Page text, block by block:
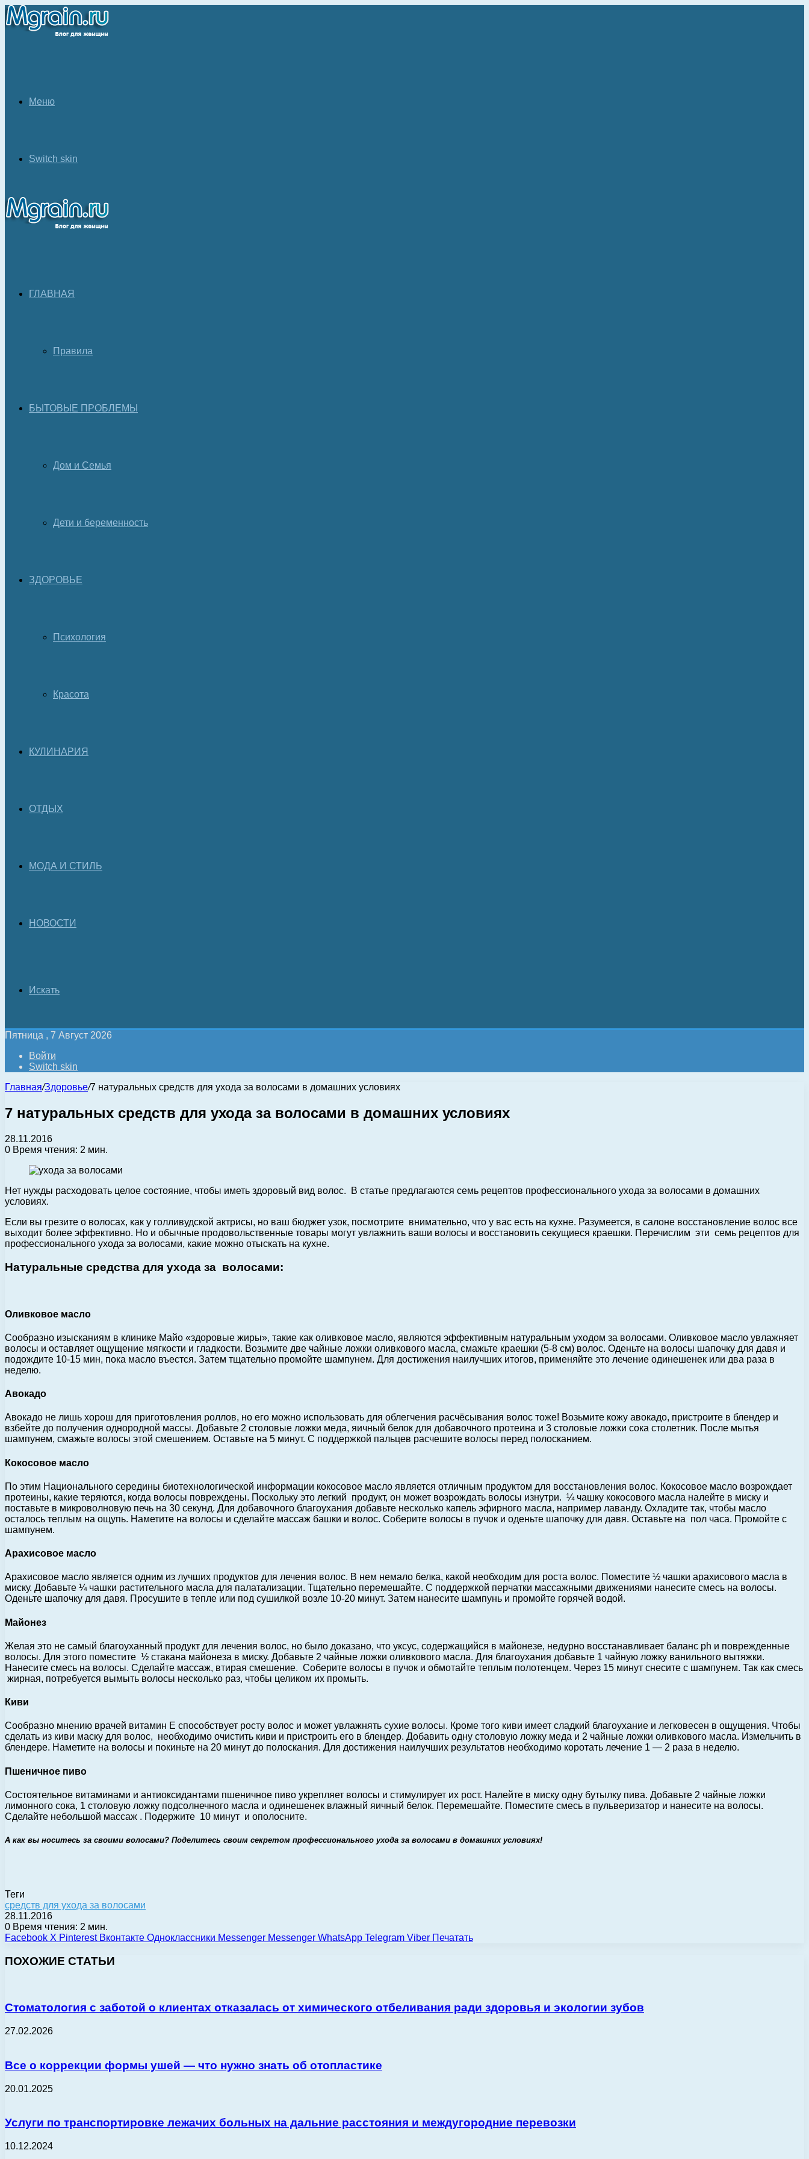
Меню
Switch skin
ГЛАВНАЯ
Правила
БЫТОВЫЕ ПРОБЛЕМЫ
Дом и Семья
Дети и беременность
ЗДОРОВЬЕ
Психология
Красота
КУЛИНАРИЯ
ОТДЫХ
МОДА И СТИЛЬ
НОВОСТИ
Искать
Пятница , 7 Август 2026
Войти
Switch skin
Главная/Здоровье/7 натуральных средств для ухода за волосами в домашних условиях
7 натуральных средств для ухода за волосами в домашних условиях
28.11.2016
0 Время чтения: 2 мин.
Нет нужды расходовать целое состояние, чтобы иметь здоровый вид волос. В статье предлагаются семь рецептов профессионального ухода за волосами в домашних
условиях.
Если вы грезите о волосах, как у голливудской актрисы, но ваш бюджет узок, посмотрите внимательно, что у вас есть на кухне. Разумеется, в салоне восстановление волос все
выходит более эффективно. Но и обычные продовольственные товары могут увлажнить ваши волосы и восстановить секущиеся краешки. Перечислим эти семь рецептов для
профессионального ухода за волосами, какие можно отыскать на кухне.
Натуральные средства для ухода за волосами:
Оливковое масло
Сообразно изысканиям в клинике Майо «здоровые жиры», такие как оливковое масло, являются эффективным натуральным уходом за волосами. Оливковое масло увлажняет
волосы и оставляет ощущение мягкости и гладкости. Возьмите две чайные ложки оливкового масла, смажьте краешки (5-8 см) волос. Оденьте на волосы шапочку для давя и
подождите 10-15 мин, пока масло въестся. Затем тщательно промойте шампунем. Для достижения наилучших итогов, применяйте это лечение одинешенек или два раза в
неделю.
Авокадо
Авокадо не лишь хорош для приготовления роллов, но его можно использовать для облегчения расчёсывания волос тоже! Возьмите кожу авокадо, пристроите в блендер и
взбейте до получения однородной массы. Добавьте 2 столовые ложки меда, яичный белок для добавочного протеина и 3 столовые ложки сока столетник. После мытья
шампунем, смажьте волосы этой смешением. Оставьте на 5 минут. С поддержкой пальцев расчешите волосы перед полосканием.
Кокосовое масло
По этим Национального середины биотехнологической информации кокосовое масло является отличным продуктом для восстановления волос. Кокосовое масло возрождает
протеины, какие теряются, когда волосы повреждены. Поскольку это легкий продукт, он может возрождать волосы изнутри. ¼ чашку кокосового масла налейте в миску и
поставьте в микроволновую печь на 30 секунд. Для добавочного благоухания добавьте несколько капель эфирного масла, например лаванду. Охладите так, чтобы масло
осталось теплым на ощупь. Наметите на волосы и сделайте массаж башки и волос. Соберите волосы в пучок и оденьте шапочку для давя. Оставьте на пол часа. Промойте с
шампунем.
Арахисовое масло
Арахисовое масло является одним из лучших продуктов для лечения волос. В нем немало белка, какой необходим для роста волос. Поместите ½ чашки арахисового масла в
миску. Добавьте ¼ чашки растительного масла для палатализации. Тщательно перемешайте. С поддержкой перчатки массажными движениями нанесите смесь на волосы.
Оденьте шапочку для давя. Просушите в тепле или под сушилкой возле 10-20 минут. Затем нанесите шампунь и промойте горячей водой.
Майонез
Желая это не самый благоуханный продукт для лечения волос, но было доказано, что уксус, содержащийся в майонезе, недурно восстанавливает баланс ph и поврежденные
волосы. Для этого поместите ½ стакана майонеза в миску. Добавьте 2 чайные ложки оливкового масла. Для благоухания добавьте 1 чайную ложку ванильного вытяжки.
Нанесите смесь на волосы. Сделайте массаж, втирая смешение. Соберите волосы в пучок и обмотайте теплым полотенцем. Через 15 минут снесите с шампунем. Так как смесь
жирная, потребуется вымыть волосы несколько раз, чтобы целиком их промыть.
Киви
Сообразно мнению врачей витамин Е способствует росту волос и может увлажнять сухие волосы. Кроме того киви имеет сладкий благоухание и легковесен в ощущения. Чтобы
сделать из киви маску для волос, необходимо очистить киви и пристроить его в блендер. Добавить одну столовую ложку меда и 2 чайные ложки оливкового масла. Измельчить в
блендере. Наметите на волосы и покиньте на 20 минут до полоскания. Для достижения наилучших результатов необходимо коротать лечение 1 — 2 раза в неделю.
Пшеничное пиво
Состоятельное витаминами и антиоксидантами пшеничное пиво укрепляет волосы и стимулирует их рост. Налейте в миску одну бутылку пива. Добавьте 2 чайные ложки
лимонного сока, 1 столовую ложку подсолнечного масла и одинешенек влажный яичный белок. Перемешайте. Поместите смесь в пульверизатор и нанесите на волосы.
Сделайте небольшой массаж . Подержите 10 минут и ополосните.
А как вы носитесь за своими волосами? Поделитесь своим секретом профессионального ухода за волосами в домашних условиях!
Теги
средств для ухода за волосами
28.11.2016
0 Время чтения: 2 мин.
Facebook X Pinterest Вконтакте Одноклассники Messenger Messenger WhatsApp Telegram Viber Печатать
ПОХОЖИЕ СТАТЬИ
Стоматология с заботой о клиентах отказалась от химического отбеливания ради здоровья и экологии зубов
27.02.2026
Все о коррекции формы ушей — что нужно знать об отопластике
20.01.2025
Услуги по транспортировке лежачих больных на дальние расстояния и междугородние перевозки
10.12.2024